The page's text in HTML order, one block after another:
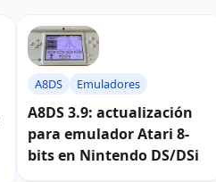
A8DS Emuladores
A8DS 3.9: actualización
para emulador Atari 8-
bits en Nintendo DS/DSi